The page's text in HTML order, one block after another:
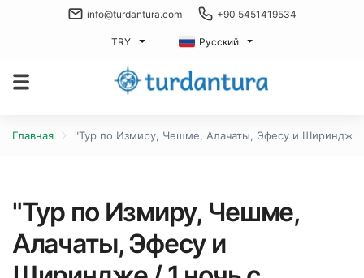
info@turdantura.com +90 5451419534
TRY Русский
Главная "Тур по Измиру, Чешме, Алачаты, Эфесу и Шириндже
"Тур по Измиру, Чешме,
Алачаты, Эфесу и